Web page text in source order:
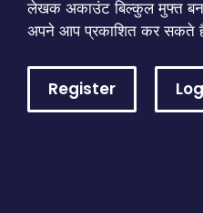
लेखक अकाउंट बिल्कुल मुफ्त
अपने आप प्रकाशित कर सकते
Register